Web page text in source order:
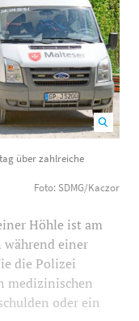
Foto:
über zahlreiche
Foto: SDMG/Kaczor
Höhle ist am
einer
die Polizei
medizinischen
oder ein